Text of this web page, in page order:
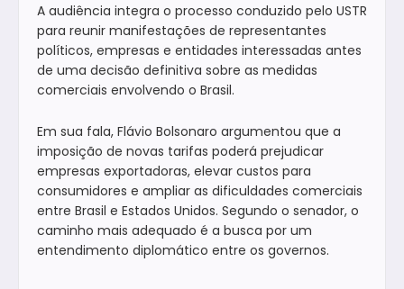
A audiência integra o processo conduzido pelo USTR
para reunir manifestações de representantes
políticos, empresas e entidades interessadas antes
de uma decisão definitiva sobre as medidas
comerciais envolvendo o Brasil.
Em sua fala, Flávio Bolsonaro argumentou que a
imposição de novas tarifas poderá prejudicar
empresas exportadoras, elevar custos para
consumidores e ampliar as dificuldades comerciais
entre Brasil e Estados Unidos. Segundo o senador, o
caminho mais adequado é a busca por um
entendimento diplomático entre os governos.